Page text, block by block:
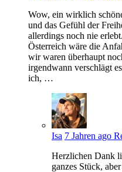
Wow, ein wirklich
und das Gefühl der
allerdings noch nie
Österreich wäre die
wir waren überhaupt
irgendwann verschlägt
ich, …
Isa 7 Jahren ago
Herzlichen Dank
ganzes Stück,